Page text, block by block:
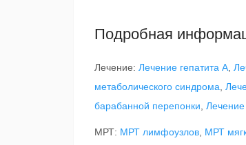
Подробная
Лечение: Лечение гепатита А
метаболического синдрома
барабанной перепонки Лечение
МРТ: МРТ лимфоузлов МРТ